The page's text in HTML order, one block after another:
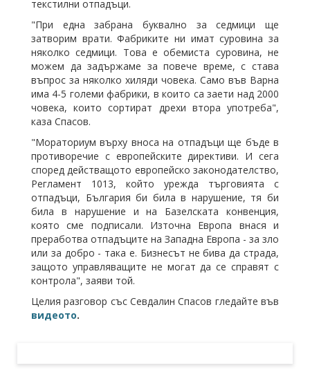
текстилни отпадъци.
"При една забрана буквално за седмици ще
затворим врати. Фабриките ни имат суровина за
няколко седмици. Това е обемиста суровина, не
можем да задържаме за повече време, с става
въпрос за няколко хиляди човека. Само във Варна
има 4-5 големи фабрики, в които са заети над 2000
човека, които сортират дрехи втора употреба",
каза Спасов.
"Мораториум върху вноса на отпадъци ще бъде в
противоречие с европейските директиви. И сега
според действащото европейско законодателство,
Регламент 1013, който урежда търговията с
отпадъци, България би била в нарушение, тя би
била в нарушение и на Базелската конвенция,
която сме подписали. Източна Европа внася и
преработва отпадъците на Западна Европа - за зло
или за добро - така е. Бизнесът не бива да страда,
защото управляващите не могат да се справят с
контрола", заяви той.
Целия разговор със Севдалин Спасов гледайте във
видеото.